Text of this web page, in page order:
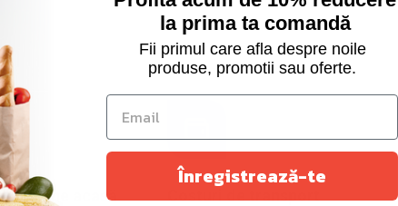
la tine acasă
la prima ta comandă
Fii primul care afla despre noile
produse, promotii sau oferte.
Înregistrează-te